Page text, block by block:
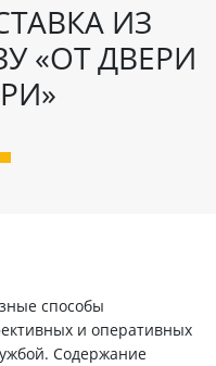
ИЗ
«ОТ ДВЕРИ
способы
и оперативных
Содержание